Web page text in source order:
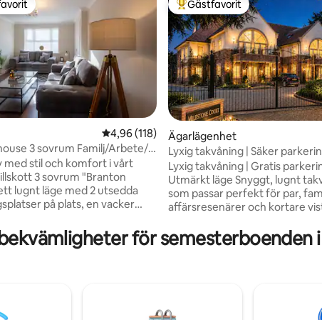
betyg, 180 omdömen
gästfavorit
4,96 av 5 i genomsnittligt betyg, 118
4,96 (118)
3 sovrum Familj/Arbete/5
med stil och komfort i vårt
3 sovrum "Branton
lugnt läge med 2 utsedda
på plats, en vacker
har
till en mycket hög
den vackra byn Branton med 2
Populär gästfavorit
Gästfavorit
Ägarlägenhet
Lyxig takvåning | Säker
Lyxig takvåning | Gratis
Utmärkt läge Snyggt, lugnt takvåning
som passar perfekt för par,
affärsresenärer och kortare
och läge ✔ Gratis parkering ✔ Snabbt wifi
✔ Säkert, lugnt läge 📍 Nära Doncasters
Självincheckning | Hela lägenheten
för semesterboenden